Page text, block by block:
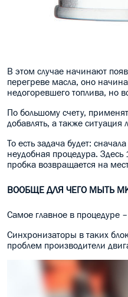
В этом случае начинают
перегреве масла, оно
недогоревшего топлива, но
По большому счету,
добавлять, а также
То есть задача будет:
неудобная процедура.
пробка возвращается на
ВООБЩЕ ДЛЯ ЧЕГО МЫТЬ
Самое главное в процедуре
Синхронизаторы в таких
проблем производители